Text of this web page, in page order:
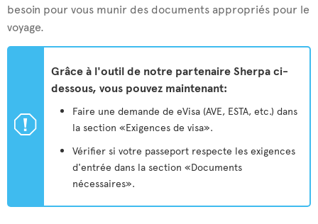
besoin pour vous munir des documents appropriés pour le
voyage.
ü
Grâce à l'outil de notre partenaire Sherpa ci-
dessous, vous pouvez maintenant:
Faire une demande de eVisa (AVE, ESTA, etc.) dans
la section «Exigences de visa».
Vérifier si votre passeport respecte les exigences
d'entrée dans la section «Documents
nécessaires».